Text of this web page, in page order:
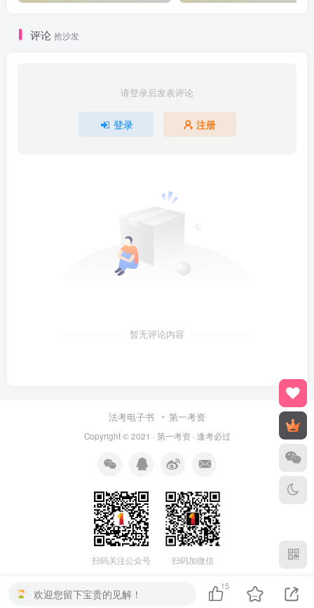
评论 抢沙发
请登录后发表评论
登录 注册
暂无评论内容
法考电子书 第一考资
Copyright © 2021 · 第一考资 · 逢考必过
扫码关注公众号 扫码加微信
欢迎您留下宝贵的见解！
15